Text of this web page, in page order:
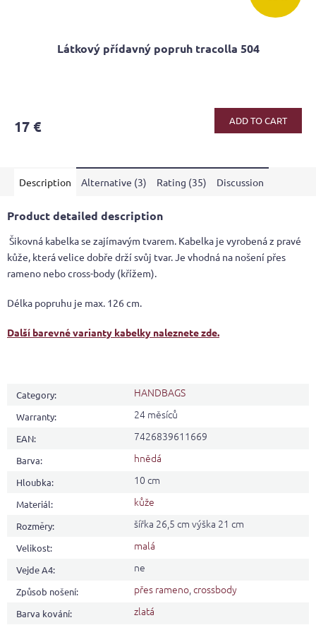
Látkový přídavný popruh tracolla 504
17 € ADD TO CART
Description Alternative (3) Rating (35) Discussion
Product detailed description
Šikovná kabelka se zajímavým tvarem. Kabelka je vyrobená z pravé
kůže, která velice dobře drží svůj tvar. Je vhodná na nošení přes
rameno nebo cross-body (křížem).
Délka popruhu je max. 126 cm.
Další barevné varianty kabelky naleznete zde.
Category: HANDBAGS
Warranty: 24 měsíců
EAN: 7426839611669
Barva: hnědá
Hloubka: 10 cm
Materiál: kůže
Rozměry: šířka 26,5 cm výška 21 cm
Velikost: malá
Vejde A4: ne
Způsob nošení: přes rameno,crossbody
Barva kování: zlatá